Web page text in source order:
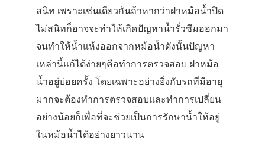
สนิท เพราะเช่นเดียวกันถ้าหากว่าฝาหม้อน้ำปิด
ไม่สนิทก็อาจจะทำให้เกิดปัญหาน้ำรั่วซึมออกมา
จนทำให้น้ำแห้งออกจากหม้อน้ำดังนั้นปัญหา
เหล่านี้แก้ได้ง่ายๆคือทำการตรวจสอบ ฝาหม้อ
น้ำอยู่บ่อยครั้ง โดยเฉพาะอย่างยิ่งกับรถที่มีอายุ
มากจะต้องทำการตรวจสอบและทำการเปลี่ยน
อย่างน้อยก็เพื่อที่จะช่วยเป็นการรักษาน้ำให้อยู่
ในหม้อน้ำได้อย่างยาวนาน